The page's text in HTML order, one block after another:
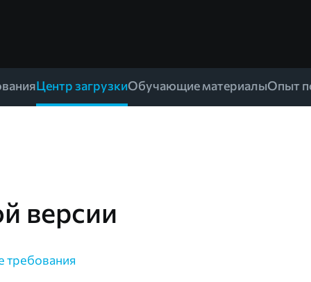
Центр загрузкиОбучающие материалыОпыт
версии
требования